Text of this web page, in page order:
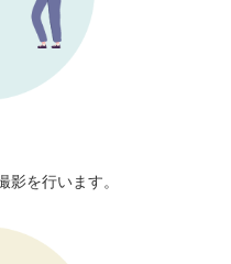
影を行います。